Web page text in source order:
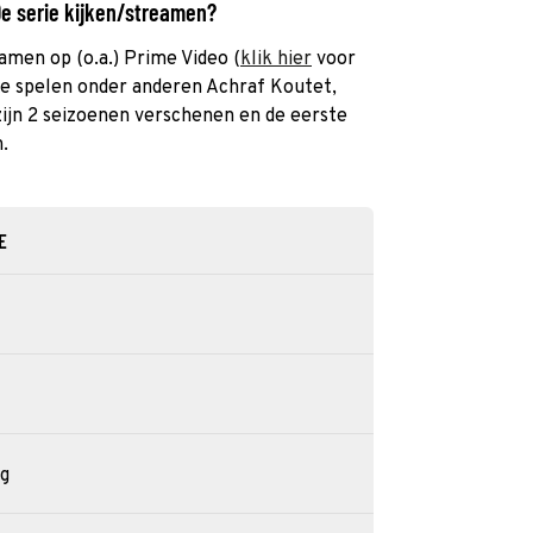
serie kijken/streamen?
op (o.a.) Prime Video (klik hier voor
spelen onder anderen Achraf Koutet,
2 seizoenen verschenen en de eerste